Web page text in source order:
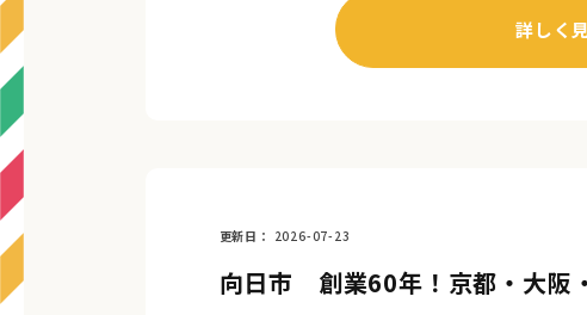
詳しく
更新日 2026-07-23
向日市 創業60年！京都・大阪